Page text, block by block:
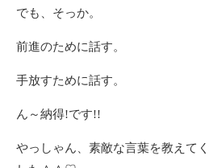
でも、そっか。
前進のために話す。
手放すために話す。
ん～納得!です!!
やっしゃん、素敵な言葉を教えて